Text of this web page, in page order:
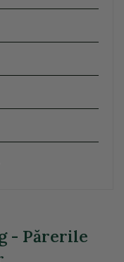
- Părerile